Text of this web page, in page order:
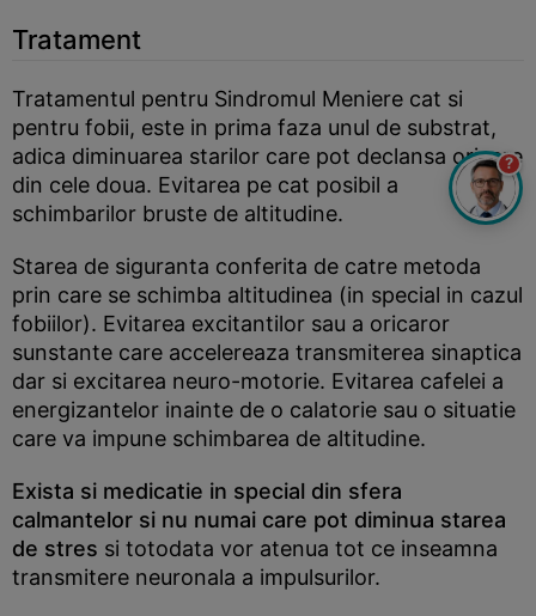
Tratament
Tratamentul pentru Sindromul Meniere cat si
pentru fobii, este in prima faza unul de substrat,
adica diminuarea starilor care pot declansa oricare
din cele doua. Evitarea pe cat posibil a
schimbarilor bruste de altitudine.
Starea de siguranta conferita de catre metoda
prin care se schimba altitudinea (in special in cazul
fobiilor). Evitarea excitantilor sau a oricaror
sunstante care accelereaza transmiterea sinaptica
dar si excitarea neuro-motorie. Evitarea cafelei a
energizantelor inainte de o calatorie sau o situatie
care va impune schimbarea de altitudine.
Exista si medicatie in special din sfera
calmantelor si nu numai care pot diminua starea
de stres si totodata vor atenua tot ce inseamna
transmitere neuronala a impulsurilor.
?